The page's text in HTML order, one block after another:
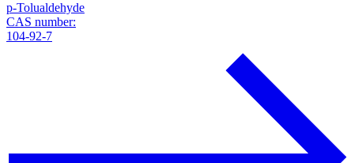
p-Tolualdehyde
CAS number:
104-92-7